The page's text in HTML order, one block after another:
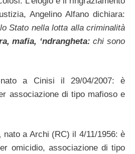
Angelino Alfano dichiara:
Stato nella lotta alla criminalità
mafia, ‘ndrangheta: chi sono
nato a Cinisi il 29/04/2007: è
associazione di tipo mafioso e
nato a Archi (RC) il 4/11/1956: è
omicidio, associazione di tipo